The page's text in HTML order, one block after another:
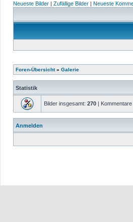
Neueste Bilder | Zufällige Bilder | Neueste
Foren-Übersicht» Galerie
Statistik
Bilder insgesamt: 270 |
Anmelden